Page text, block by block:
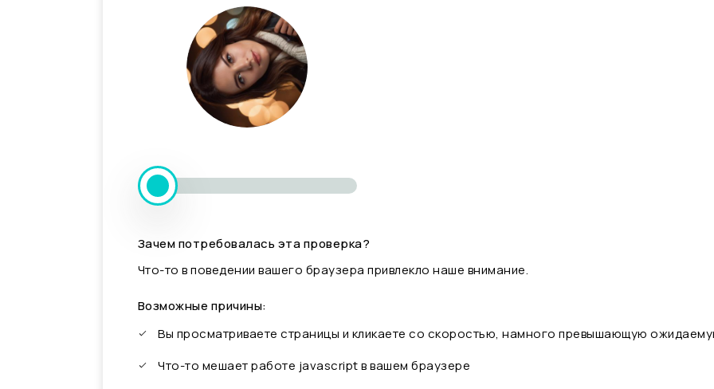
Зачем потребовалась эта проверка?
Что-то в поведении вашего браузера привлекло наше внимание.
Возможные причины:
Вы просматриваете страницы и кликаете со скоростью, намного превышающую
Что-то мешает работе javascript в вашем браузере